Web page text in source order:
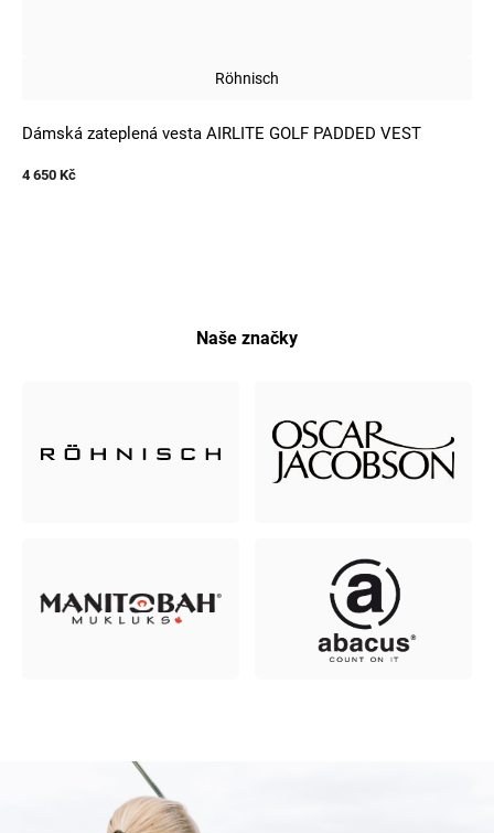
Röhnisch
Dámská zateplená vesta AIRLITE GOLF PADDED VEST
4 650 Kč
Naše značky